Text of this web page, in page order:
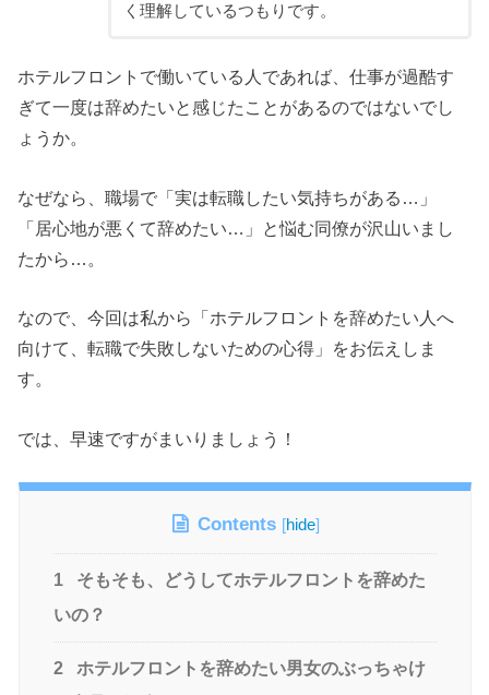
く理解しているつもりです。
ホテルフロントで働いている人であれば、仕事が過酷す
ぎて一度は辞めたいと感じたことがあるのではないでし
ょうか。
なぜなら、職場で「実は転職したい気持ちがある…」
「居心地が悪くて辞めたい…」と悩む同僚が沢山いまし
たから…。
なので、今回は私から「ホテルフロントを辞めたい人へ
向けて、転職で失敗しないための心得」をお伝えしま
す。
では、早速ですがまいりましょう！
Contents [hide]
1
そもそも、どうしてホテルフロントを辞めた
いの？
2
ホテルフロントを辞めたい男女のぶっちゃけ